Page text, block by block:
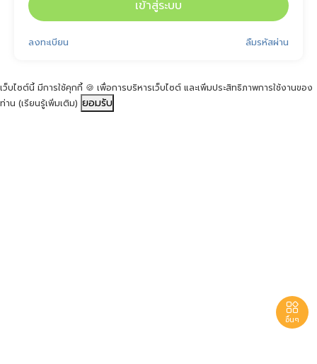
เข้าสู่ระบบ
ลืมรหัสผ่าน
ลงทะเบียน

อื่นๆ
เว็บไซต์นี้ มีการใช้คุกกี้ 🍪 เพื่อการบริหารเว็บไซต์ และเพิ่มประสิทธิภาพการใช้งานของ
ท่าน (เรียนรู้เพิ่มเติม) ยอมรับ